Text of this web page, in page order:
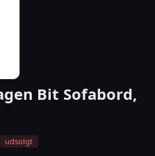
Bit Sofabord,
udsolgt